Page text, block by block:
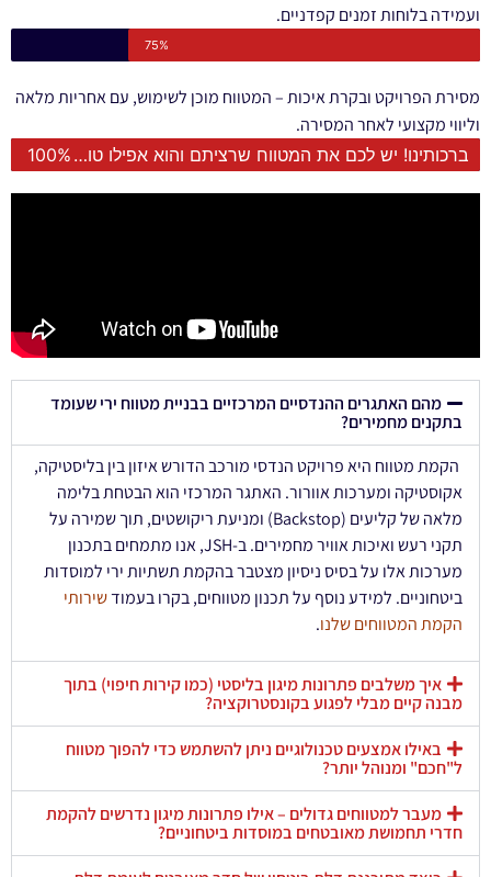
ועמידה בלוחות זמנים קפדניים.
75%
מסירת הפרויקט ובקרת איכות – המטווח מוכן לשימוש, עם אחריות מלאה
וליווי מקצועי לאחר המסירה.
ברכותינו! יש לכם את המטווח שרציתם והוא אפילו טוב משחשבתם 100%
מהם האתגרים ההנדסיים המרכזיים בבניית מטווח ירי שעומד
בתקנים מחמירים?
הקמת מטווח היא פרויקט הנדסי מורכב הדורש איזון בין בליסטיקה,
אקוסטיקה ומערכות אוורור. האתגר המרכזי הוא הבטחת בלימה
מלאה של קליעים (Backstop) ומניעת ריקושטים, תוך שמירה על
תקני רעש ואיכות אוויר מחמירים. ב-JSH, אנו מתמחים בתכנון
מערכות אלו על בסיס ניסיון מצטבר בהקמת תשתיות ירי למוסדות
ביטחוניים. למידע נוסף על תכנון מטווחים, בקרו בעמודשירותי
הקמת המטווחים שלנו.
איך משלבים פתרונות מיגון בליסטי (כמו קירות חיפוי) בתוך
מבנה קיים מבלי לפגוע בקונסטרוקציה?
באילו אמצעים טכנולוגיים ניתן להשתמש כדי להפוך מטווח
ל"חכם" ומנוהל יותר?
מעבר למטווחים גדולים – אילו פתרונות מיגון נדרשים להקמת
חדרי תחמושת מאובטחים במוסדות ביטחוניים?